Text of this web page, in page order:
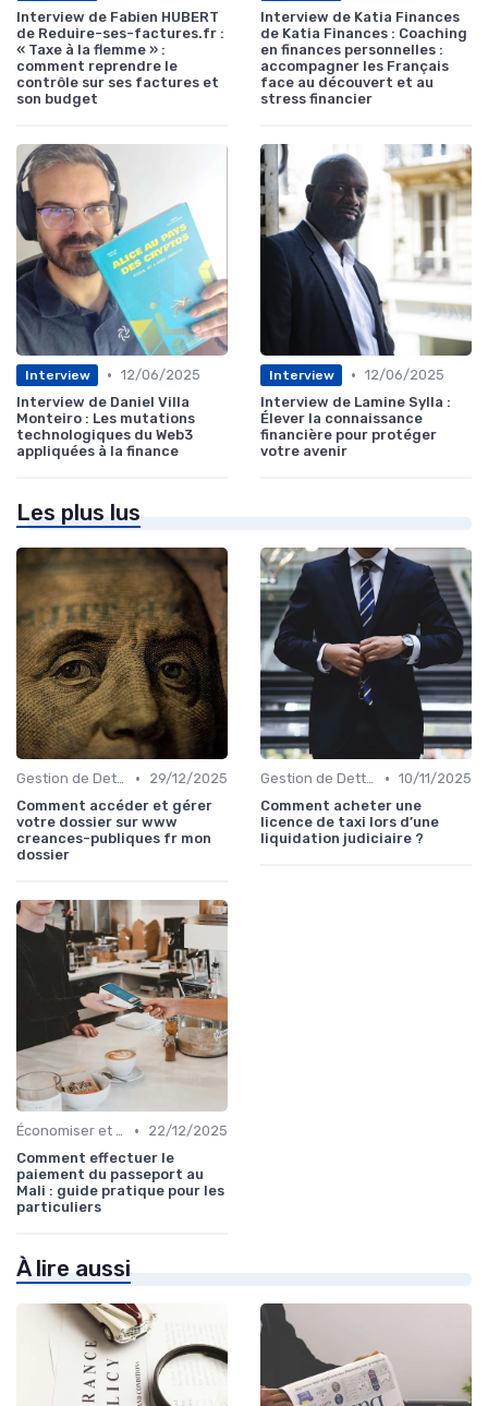
Interview de Fabien HUBERT
de Reduire-ses-factures.fr :
« Taxe à la flemme » :
comment reprendre le
contrôle sur ses factures et
son budget
Interview de Katia Finances
de Katia Finances : Coaching
en finances personnelles :
accompagner les Français
face au découvert et au
stress financier
Interview • 12/06/2025
Interview de Daniel Villa
Monteiro : Les mutations
technologiques du Web3
appliquées à la finance
Interview • 12/06/2025
Interview de Lamine Sylla :
Élever la connaissance
financière pour protéger
votre avenir
Les plus lus
Gestion de Dettes et Crédits •
29/12/2025
Comment accéder et gérer
votre dossier sur www
creances-publiques fr mon
dossier
Gestion de Dettes et Crédits • 10/11/2025
Comment acheter une
licence de taxi lors d’une
liquidation judiciaire ?
Économiser et Réduire les Dépenses •
22/12/2025
Comment effectuer le
paiement du passeport au
Mali : guide pratique pour les
particuliers
À lire aussi